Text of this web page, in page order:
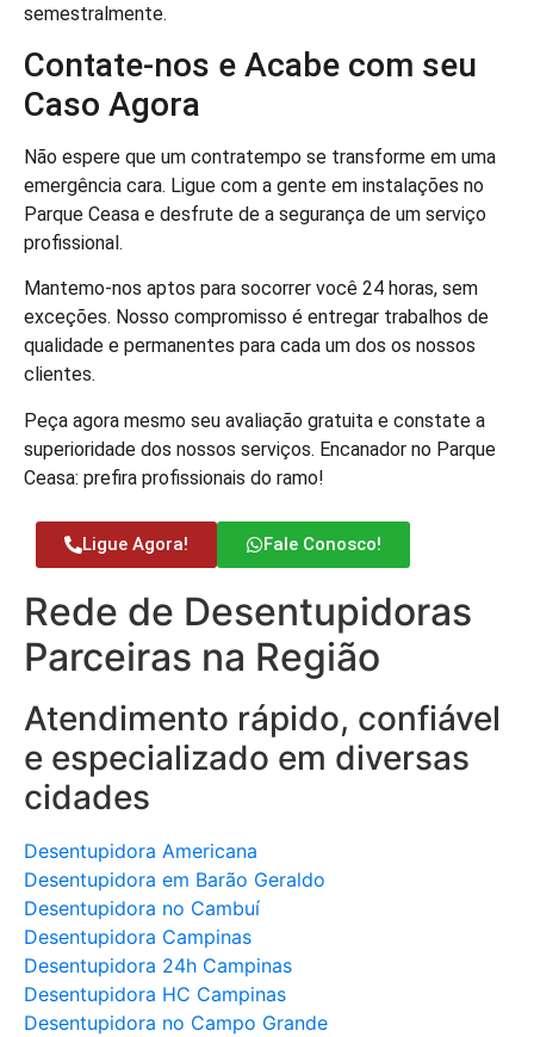
semestralmente.
Contate-nos e Acabe com seu
Caso Agora
Não espere que um contratempo se transforme em uma
emergência cara. Ligue com a gente em instalações no
Parque Ceasa e desfrute de a segurança de um serviço
profissional.
Mantemo-nos aptos para socorrer você 24 horas, sem
exceções. Nosso compromisso é entregar trabalhos de
qualidade e permanentes para cada um dos os nossos
clientes.
Peça agora mesmo seu avaliação gratuita e constate a
superioridade dos nossos serviços. Encanador no Parque
Ceasa: prefira profissionais do ramo!
Ligue Agora! Fale Conosco!
Rede de Desentupidoras
Parceiras na Região
Atendimento rápido, confiável
e especializado em diversas
cidades
Desentupidora Americana
Desentupidora em Barão Geraldo
Desentupidora no Cambuí
Desentupidora Campinas
Desentupidora 24h Campinas
Desentupidora HC Campinas
Desentupidora no Campo Grande